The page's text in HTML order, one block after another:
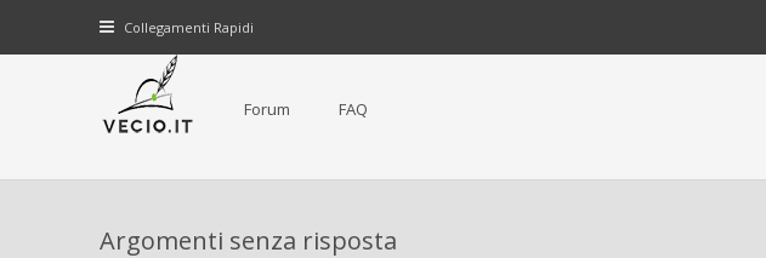
Collegamenti Rapidi
Forum FAQ
Argomenti senza risposta